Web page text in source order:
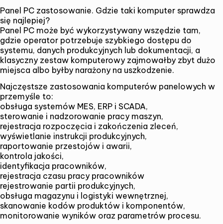
Panel PC zastosowanie. Gdzie taki komputer sprawdza
się najlepiej?
Panel PC może być wykorzystywany wszędzie tam,
gdzie operator potrzebuje szybkiego dostępu do
systemu, danych produkcyjnych lub dokumentacji, a
klasyczny zestaw komputerowy zajmowałby zbyt dużo
miejsca albo byłby narażony na uszkodzenie.
Najczęstsze zastosowania komputerów panelowych w
przemyśle to:
obsługa systemów MES, ERP i SCADA,
sterowanie i nadzorowanie pracy maszyn,
rejestracja rozpoczęcia i zakończenia zleceń,
wyświetlanie instrukcji produkcyjnych,
raportowanie przestojów i awarii,
kontrola jakości,
identyfikacja pracowników,
rejestracja czasu pracy pracowników
rejestrowanie partii produkcyjnych,
obsługa magazynu i logistyki wewnętrznej,
skanowanie kodów produktów i komponentów,
monitorowanie wyników oraz parametrów procesu.